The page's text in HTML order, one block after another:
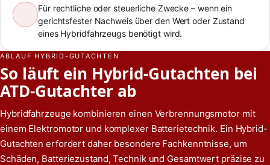
Für rechtliche oder steuerliche Zwecke – wenn ein
gerichtsfester Nachweis über den Wert oder Zustand
eines Hybridfahrzeugs benötigt wird.
ABLAUF HYBRID-GUTACHTEN
So läuft ein Hybrid-Gutachten bei
ATD-Gutachter ab
Hybridfahrzeuge kombinieren einen Verbrennungsmotor mit
einem Elektromotor und komplexer Batterietechnik. Ein Hybrid-
Gutachten erfordert daher besondere Fachkenntnisse, um
Schäden, Batteriezustand, Technik und Gesamtwert präzise zu